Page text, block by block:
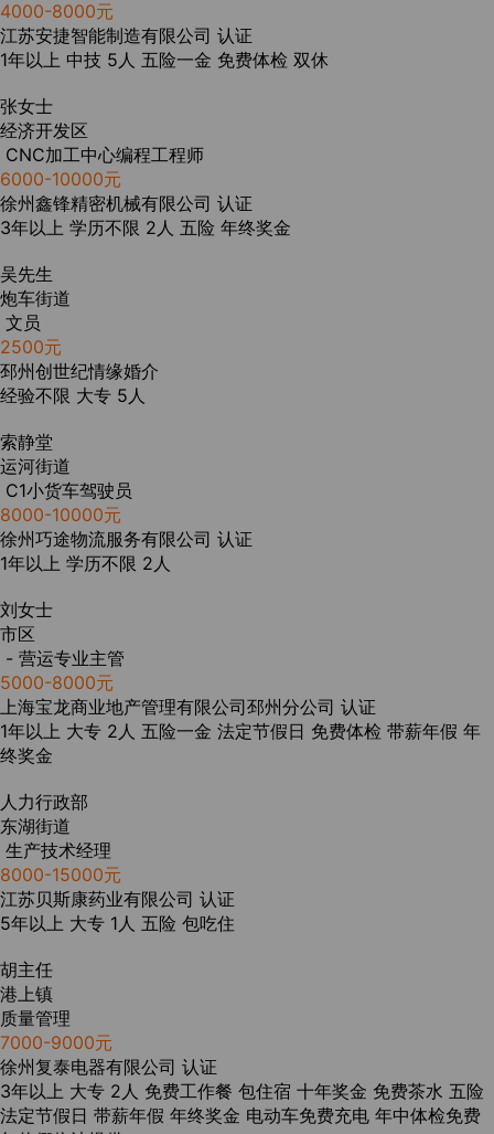
4000-8000元
江苏安捷智能制造有限公司 认证
1年以上 中技 5人 五险一金 免费体检 双休
张女士
经济开发区
CNC加工中心编程工程师
6000-10000元
徐州鑫锋精密机械有限公司 认证
3年以上 学历不限 2人 五险 年终奖金
吴先生
炮车街道
文员
2500元
邳州创世纪情缘婚介
经验不限 大专 5人
索静堂
运河街道
C1小货车驾驶员
8000-10000元
徐州巧途物流服务有限公司 认证
1年以上 学历不限 2人
刘女士
市区
- 营运专业主管
5000-8000元
上海宝龙商业地产管理有限公司邳州分公司 认证
1年以上 大专 2人 五险一金 法定节假日 免费体检 带薪年假 年
终奖金
人力行政部
东湖街道
生产技术经理
8000-15000元
江苏贝斯康药业有限公司 认证
5年以上 大专 1人 五险 包吃住
胡主任
港上镇
质量管理
7000-9000元
徐州复泰电器有限公司 认证
3年以上 大专 2人 免费工作餐 包住宿 十年奖金 免费茶水 五险
法定节假日 带薪年假 年终奖金 电动车免费充电 年中体检免费